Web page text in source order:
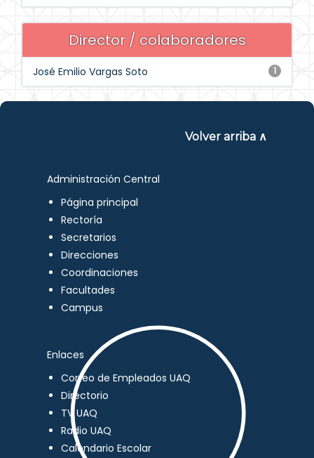
Director / colaboradores
1
José Emilio Vargas Soto
Volver arriba ∧
Administración Central
Página principal
Rectoría
Secretarios
Direcciones
Coordinaciones
Facultades
Campus
Enlaces
Correo de Empleados UAQ
Directorio
TV UAQ
Radio UAQ
Calendario Escolar